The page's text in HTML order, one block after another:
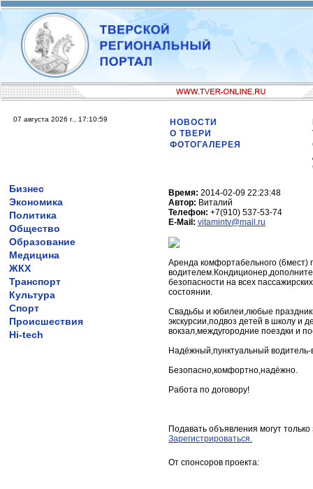
07 августа 2026 г., 17:10:59
НОВОСТИ
О ТВЕРИ
ФОТОГАЛЕРЕЯ
Бизнес
Экономика
Политика
Общество
Образование
Медицина
ЖКХ
Транспорт
Культура
Спорт
Происшествия
Hi-tech
Время: 2014-02-09 22:23:48
Автор: Виталий
Телефон: +7(910) 537-53-74
E-Mail: vitamintv@mail.ru
Аренда комфортабельного (6мест)
безопасности на всех
состоянии.
Свадьбы и юбилеи,любые
экскурсии,подвоз детей в школу и
вокзал,междугородние поездки и
Надёжный,пунктуальный
Безопасно,комфортно,надёжно.
Работа по договору!
Подавать объявления могут
Зарегистрироваться.
От спонсоров проекта: